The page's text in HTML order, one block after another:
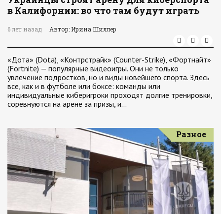
в Калифорнии: во что там будут играть
6 лет назад Автор: Ирина Шиллер
«Дота» (Dota), «Контрстрайк» (Counter-Strike), «Фортнайт»
(Fortnite) — популярные видеоигры. Они не только
увлечение подростков, но и виды новейшего спорта. Здесь
все, как и в футболе или боксе: команды или
индивидуальные киберигроки проходят долгие тренировки,
соревнуются на арене за призы, и…
Разное